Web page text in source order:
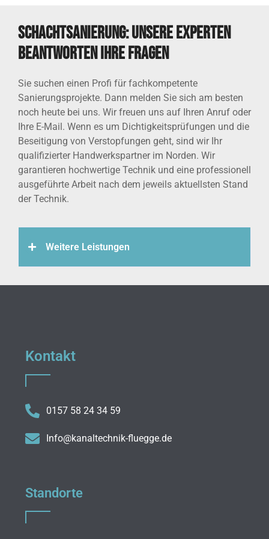
Schachtsanierung: Unsere Experten
beantworten Ihre Fragen
Sie suchen einen Profi für fachkompetente
Sanierungsprojekte. Dann melden Sie sich am besten
noch heute bei uns. Wir freuen uns auf Ihren Anruf oder
Ihre E-Mail. Wenn es um Dichtigkeitsprüfungen und die
Beseitigung von Verstopfungen geht, sind wir Ihr
qualifizierter Handwerkspartner im Norden. Wir
garantieren hochwertige Technik und eine professionell
ausgeführte Arbeit nach dem jeweils aktuellsten Stand
der Technik.
Weitere Leistungen
Kontakt
0157 58 24 34 59
Info@kanaltechnik-fluegge.de
Standorte